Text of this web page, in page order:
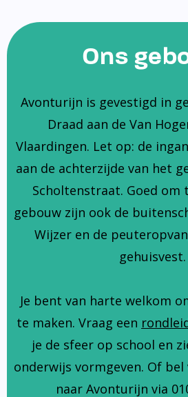
Ons
Avonturijn is gevestigd in
Draad aan de Van
Vlaardingen. Let op: de
aan de achterzijde van het
Scholtenstraat. Goed om
gebouw zijn ook de
Wijzer en de
gehuisvest.
Je bent van harte welkom
te maken. Vraag een
je de sfeer op school en
onderwijs vormgeven. Of
naar Avonturijn via